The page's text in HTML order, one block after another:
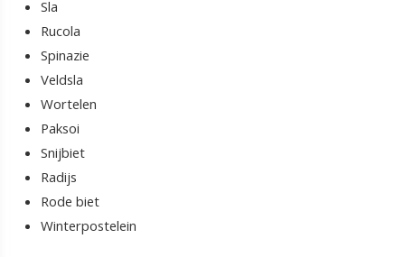
Sla
Rucola
Spinazie
Veldsla
Wortelen
Paksoi
Snijbiet
Radijs
Rode biet
Winterpostelein